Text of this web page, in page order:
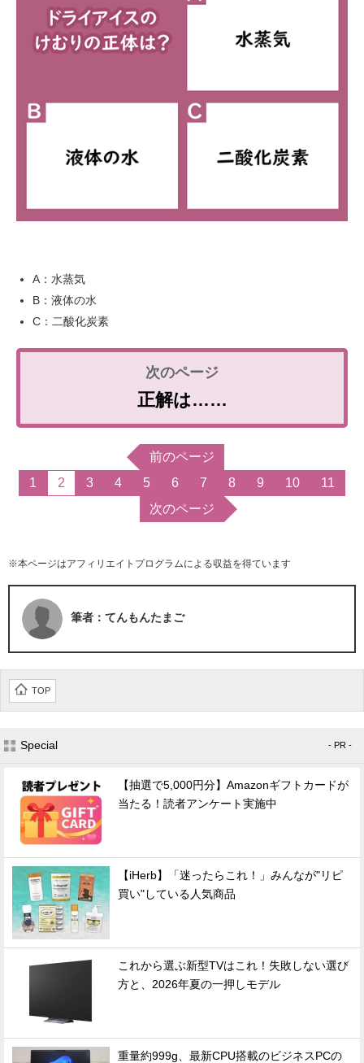
A：水蒸気
B：液体の水
C：二酸化炭素
正解は……
前のページ
1
2 3 4 5 6 7 8 9 10
11
次のページ
※本ページはアフィリエイトプログラムによる収益を得ています
筆者：てんもんたまご
TOP
Special - PR -
【抽選で5,000円分】Amazonギフトカードが
当たる！読者アンケート実施中
【iHerb】「迷ったらこれ！」みんなが"リピ
買い"している人気商品
これから選ぶ新型TVはこれ！失敗しない選び
方と、2026年夏の一押しモデル
重量約999g、最新CPU搭載のビジネスPCの